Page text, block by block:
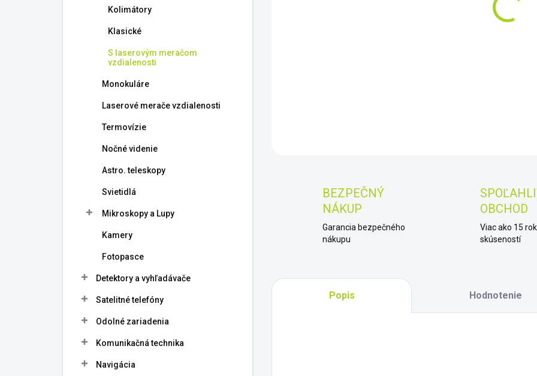
Kolimátory
Klasické
S laserovým meračom
vzdialenosti
Monokuláre
Laserové merače vzdialenosti
Termovízie
Nočné videnie
Astro. teleskopy
Svietidlá
Mikroskopy a Lupy
Kamery
Fotopasce
Detektory a vyhľadávače
Satelitné telefóny
Odolné zariadenia
Komunikačná technika
Navigácia
BEZPEČNÝ
NÁKUP
Garancia bezpečného
nákupu
OBCHOD
Viac ako 15
skúseností
Popis Hodnotenie